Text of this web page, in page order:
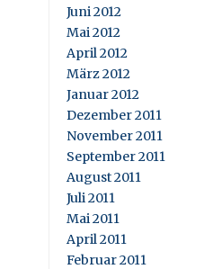
Juni 2012
Mai 2012
April 2012
März 2012
Januar 2012
Dezember 2011
November 2011
September 2011
August 2011
Juli 2011
Mai 2011
April 2011
Februar 2011